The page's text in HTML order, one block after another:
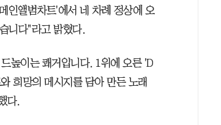
인앨범차트'에서 네 차례 정상에 오
니다"라고 밝혔다.
높이는 쾌거입니다. 1위에 오른 'D
희망의 메시지를 담아 만든 노래
다.